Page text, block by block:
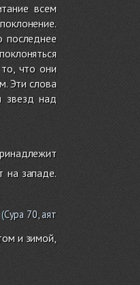
всем
последнее
что они
Эти слова
звезд над
на западе.
Сура 70, аят
и зимой,